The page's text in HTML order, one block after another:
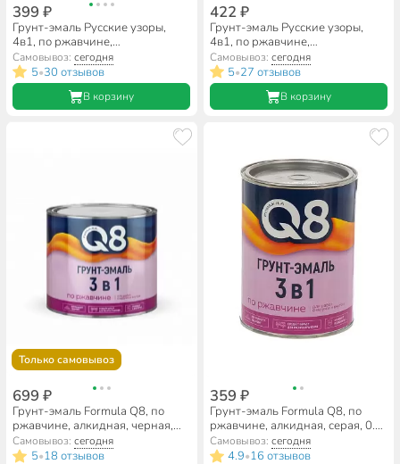
399 ₽
Грунт-эмаль Русские узоры,
4в1, по ржавчине,
быстросохнущая, алкидная,
полуглянцевая, синяя, 0.8 кг
Самовывоз:сегодня
5•30 отзывов
В корзину
422 ₽
Грунт-эмаль Русские узоры,
4в1, по ржавчине,
быстросохнущая, алкидная,
полуглянцевая, зеленая, 0.8 кг
Самовывоз: сегодня
5•27 отзывов
В корзину
Только самовывоз
699 ₽
Грунт-эмаль Formula Q8, по
ржавчине, алкидная, черная,
1.9 кг
Самовывоз:сегодня
5•18 отзывов
359 ₽
Грунт-эмаль Formula Q8, по
ржавчине, алкидная, серая, 0.8
кг
Самовывоз: сегодня
4.9•16 отзывов